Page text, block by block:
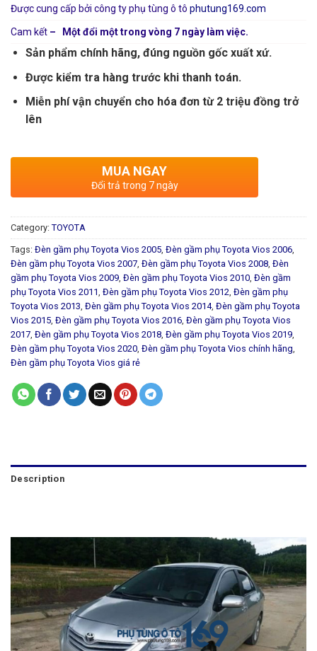
Được cung cấp bởi công ty phụ tùng ô tô phutung169.com
Cam kết – Một đổi một trong vòng 7 ngày làm việc.
Sản phẩm chính hãng, đúng nguồn gốc xuất xứ.
Được kiểm tra hàng trước khi thanh toán.
Miễn phí vận chuyển cho hóa đơn từ 2 triệu đồng trở
lên
MUA NGAY
Đổi trả trong 7 ngày
Category: TOYOTA
Tags: Đèn gầm phụ Toyota Vios 2005, Đèn gầm phụ Toyota Vios 2006,
Đèn gầm phụ Toyota Vios 2007, Đèn gầm phụ Toyota Vios 2008, Đèn
gầm phụ Toyota Vios 2009, Đèn gầm phụ Toyota Vios 2010, Đèn gầm
phụ Toyota Vios 2011, Đèn gầm phụ Toyota Vios 2012, Đèn gầm phụ
Toyota Vios 2013, Đèn gầm phụ Toyota Vios 2014, Đèn gầm phụ Toyota
Vios 2015, Đèn gầm phụ Toyota Vios 2016, Đèn gầm phụ Toyota Vios
2017, Đèn gầm phụ Toyota Vios 2018, Đèn gầm phụ Toyota Vios 2019,
Đèn gầm phụ Toyota Vios 2020, Đèn gầm phụ Toyota Vios chính hãng,
Đèn gầm phụ Toyota Vios giá rẻ
Description